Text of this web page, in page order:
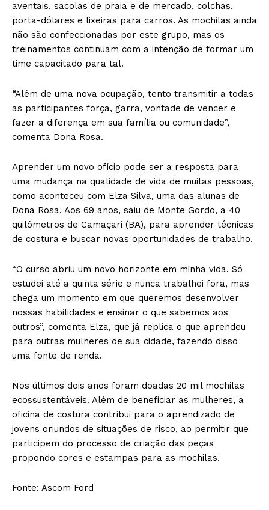
aventais, sacolas de praia e de mercado, colchas,
porta-dólares e lixeiras para carros. As mochilas ainda
não são confeccionadas por este grupo, mas os
treinamentos continuam com a intenção de formar um
time capacitado para tal.
“Além de uma nova ocupação, tento transmitir a todas
as participantes força, garra, vontade de vencer e
fazer a diferença em sua família ou comunidade”,
comenta Dona Rosa.
Aprender um novo ofício pode ser a resposta para
uma mudança na qualidade de vida de muitas pessoas,
como aconteceu com Elza Silva, uma das alunas de
Dona Rosa. Aos 69 anos, saiu de Monte Gordo, a 40
quilômetros de Camaçari (BA), para aprender técnicas
de costura e buscar novas oportunidades de trabalho.
“O curso abriu um novo horizonte em minha vida. Só
estudei até a quinta série e nunca trabalhei fora, mas
chega um momento em que queremos desenvolver
nossas habilidades e ensinar o que sabemos aos
outros”, comenta Elza, que já replica o que aprendeu
para outras mulheres de sua cidade, fazendo disso
uma fonte de renda.
Nos últimos dois anos foram doadas 20 mil mochilas
ecossustentáveis. Além de beneficiar as mulheres, a
oficina de costura contribui para o aprendizado de
jovens oriundos de situações de risco, ao permitir que
participem do processo de criação das peças
propondo cores e estampas para as mochilas.
Fonte: Ascom Ford